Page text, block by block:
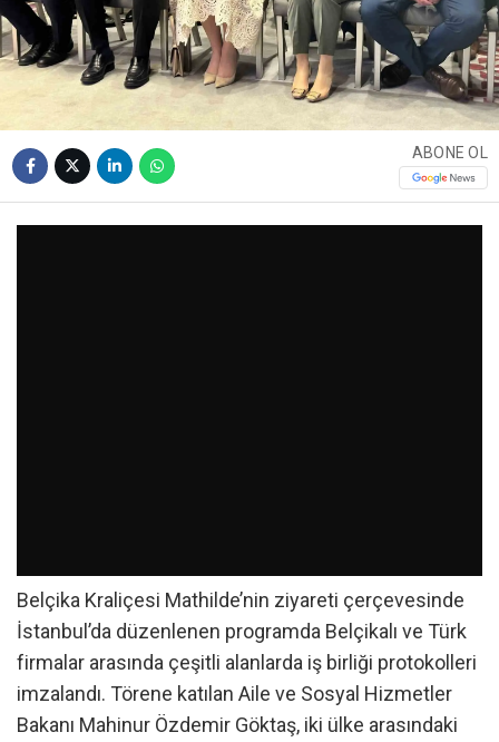
ABONE OL
Belçika Kraliçesi Mathilde’nin ziyareti çerçevesinde
İstanbul’da düzenlenen programda Belçikalı ve Türk
firmalar arasında çeşitli alanlarda iş birliği protokolleri
imzalandı. Törene katılan Aile ve Sosyal Hizmetler
Bakanı Mahinur Özdemir Göktaş, iki ülke arasındaki